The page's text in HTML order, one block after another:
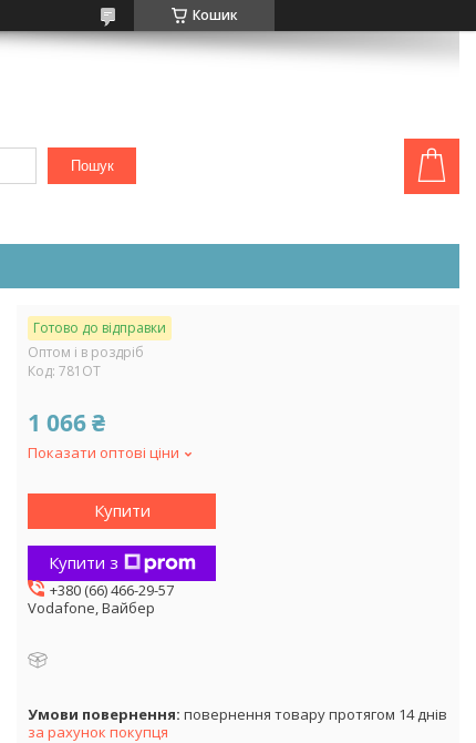
Кошик
Пошук
Готово до відправки
Оптом і в роздріб
Код: 781ОТ
1 066 ₴
Показати оптові ціни
Купити
Купити з
+380 (66) 466-29-57
Vodafone, Вайбер
повернення товару протягом 14 днів
за рахунок покупця